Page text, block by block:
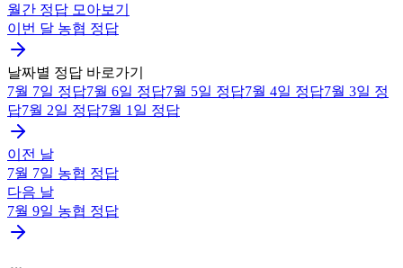
월간 정답 모아보기
이번 달 농협 정답
날짜별 정답 바로가기
7월 7일 정답7월 6일 정답7월 5일 정답7월 4일 정답7월 3일 정
답7월 2일 정답7월 1일 정답
이전 날
7월 7일 농협 정답
다음 날
7월 9일 농협 정답